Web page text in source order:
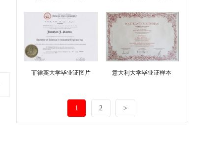
菲律宾大学毕业证图片 意大利大学毕业证样本
1 2 >